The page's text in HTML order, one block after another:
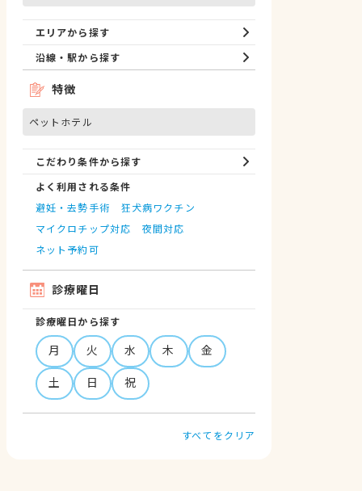
エリアから探す
沿線・駅から探す
特徴
ペットホテル
こだわり条件から探す
よく利用される条件
避妊・去勢手術
狂犬病ワクチン
マイクロチップ対応
夜間対応
ネット予約可
診療曜日
診療曜日から探す
月 火 水 木
金
土
日 祝
すべてをクリア